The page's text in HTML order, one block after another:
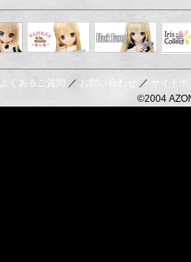
よくあるご質問
／ お問い合わせ ／
サイト
©2004